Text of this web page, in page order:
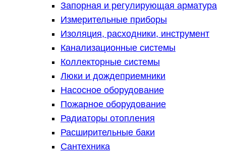
Запорная и регулирующая арматура
Измерительные приборы
Изоляция, расходники, инструмент
Канализационные системы
Коллекторные системы
Люки и дождеприемники
Насосное оборудование
Пожарное оборудование
Радиаторы отопления
Расширительные баки
Сантехника